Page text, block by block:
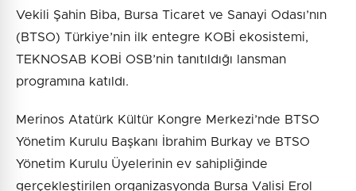
Vekili Şahin Biba, Bursa Ticaret ve Sanayi Odası’nın
(BTSO) Türkiye’nin ilk entegre KOBİ ekosistemi,
TEKNOSAB KOBİ OSB’nin tanıtıldığı lansman
programına katıldı.
Merinos Atatürk Kültür Kongre Merkezi’nde BTSO
Yönetim Kurulu Başkanı İbrahim Burkay ve BTSO
Yönetim Kurulu Üyelerinin ev sahipliğinde
gerçekleştirilen organizasyonda Bursa Valisi Erol